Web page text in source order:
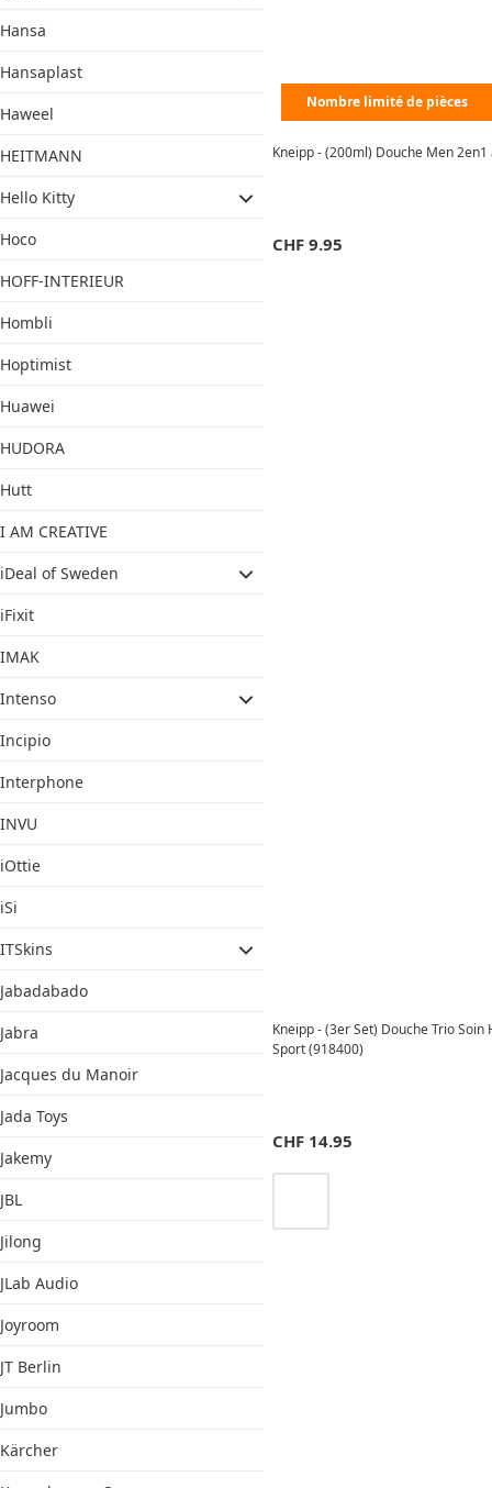
Hansa
Hansaplast
Haweel
HEITMANN
Hello Kitty
Hoco
HOFF-INTERIEUR
Hombli
Hoptimist
Huawei
HUDORA
Hutt
I AM CREATIVE
iDeal of Sweden
iFixit
IMAK
Intenso
Incipio
Interphone
INVU
iOttie
iSi
ITSkins
Jabadabado
Jabra
Jacques du Manoir
Jada Toys
Jakemy
JBL
Jilong
JLab Audio
Joyroom
JT Berlin
Jumbo
Kärcher
Nombre limité de pièces
Kneipp - (200ml) Douche Men
CHF 9.95
Kneipp - (3er Set) Douche Trio
Sport (918400)
CHF 14.95